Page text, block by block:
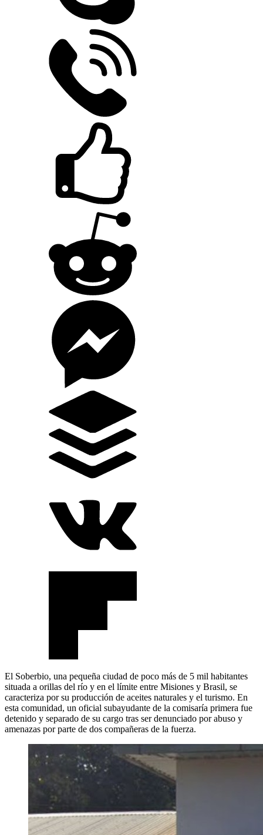
El Soberbio, una pequeña ciudad de poco más de 5 mil habitantes
situada a orillas del río y en el límite entre Misiones y Brasil, se
caracteriza por su producción de aceites naturales y el turismo. En
esta comunidad, un oficial subayudante de la comisaría primera fue
detenido y separado de su cargo tras ser denunciado por abuso y
amenazas por parte de dos compañeras de la fuerza.